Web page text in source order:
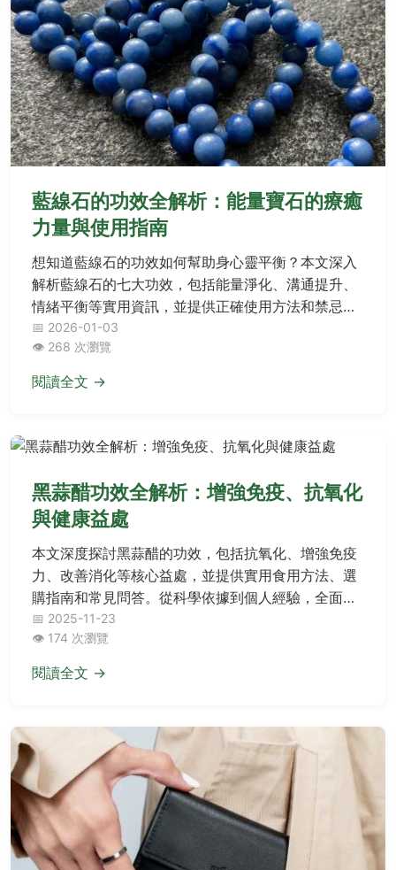
藍線石的功效全解析：能量寶石的療癒
力量與使用指南
想知道藍線石的功效如何幫助身心靈平衡？本文深入
解析藍線石的七大功效，包括能量淨化、溝通提升、
情緒平衡等實用資訊，並提供正確使用方法和禁忌事
項，讓你充分發揮這顆美麗藍色寶石的療癒力量。
📅 2026-01-03
👁️ 268 次瀏覽
閱讀全文 →
黑蒜醋功效全解析：增強免疫、抗氧化
與健康益處
本文深度探討黑蒜醋的功效，包括抗氧化、增強免疫
力、改善消化等核心益處，並提供實用食用方法、選
購指南和常見問答。從科學依據到個人經驗，全面解
析黑蒜醋的實用價值，幫助您做出明智的健康選擇。
📅 2025-11-23
👁️ 174 次瀏覽
閱讀全文 →